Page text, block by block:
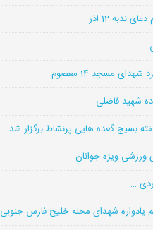
ندبه 12 اذر
مسجد 14 معصوم
شهید فاضلی
بسیج گعده هایی پرنشاط برگزار شد
ورزشی ویژه جوانان
…
یادواره شهدای محله خلیج فارس جنوبی